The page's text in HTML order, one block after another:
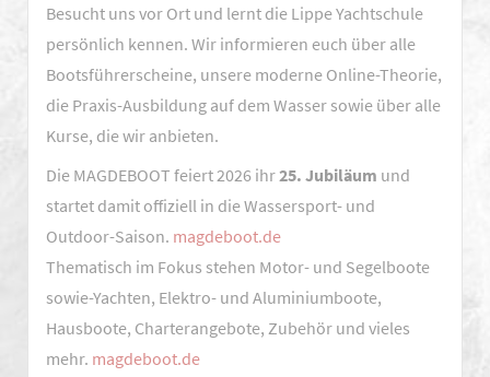
Minensuchboot
„Pluto“
Besucht uns vor Ort und lernt die Lippe Yachtschule
persönlich kennen. Wir informieren euch über alle
Bootsführerscheine, unsere moderne Online-Theorie,
die Praxis-Ausbildung auf dem Wasser sowie über alle
Kurse, die wir anbieten.
Die MAGDEBOOT feiert 2026 ihr25. Jubiläum und
startet damit offiziell in die Wassersport- und
Outdoor-Saison. magdeboot.de
Thematisch im Fokus stehen Motor- und Segelboote
sowie-Yachten, Elektro- und Aluminiumboote,
Hausboote, Charterangebote, Zubehör und vieles
mehr. magdeboot.de